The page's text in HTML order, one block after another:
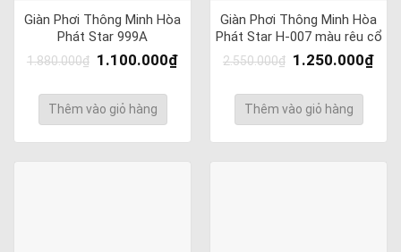
Giàn Phơi Thông Minh Hòa
Phát Star 999A
1.880.000₫ 1.100.000₫
Thêm vào giỏ hàng
Giàn Phơi Thông Minh Hòa
Phát Star H-007 màu rêu cổ
2.550.000₫ 1.250.000₫
Thêm vào giỏ hàng